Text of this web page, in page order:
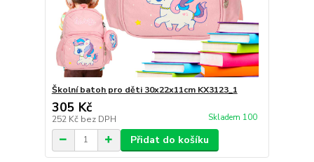
Školní batoh pro děti 30x22x11cm KX3123_1
305 Kč
252 Kč bez DPH Skladem 100
Přidat do košíku